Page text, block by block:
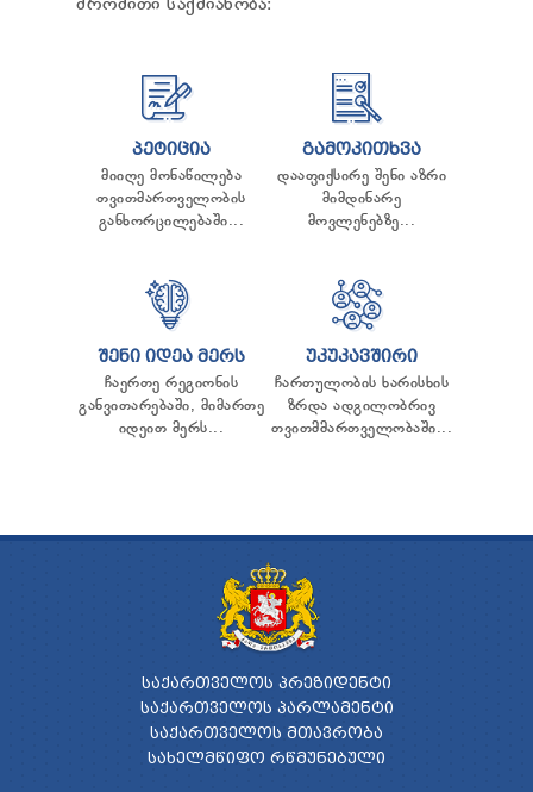
ᲢᲔᲜᲓᲔᲠᲔᲑᲘ
ᲡᲐᲯᲐᲠᲝ ᲘᲜᲤᲝᲠᲛᲐᲪᲘᲘᲡ ᲛᲝᲗᲮᲝᲕᲜᲐ
ᲞᲔᲠᲡᲝᲜᲐᲚᲣᲠ ᲛᲝᲜᲐᲪᲔᲛᲗᲐ ᲓᲐᲪᲕᲘᲡ
ᲒᲐᲡᲐᲩᲘᲕᲠᲔᲑᲘᲡ ᲬᲔᲡᲔᲑᲘ
შრომითი საქმიანობა:
ᲞᲔᲢᲘᲪᲘᲐ
მიიღე მონაწილება
თვითმართველობის
განხორცილებაში...
ᲒᲐᲛᲝᲙᲘᲗᲮᲕᲐ
დააფიქსირე შენი აზრი
მიმდინარე
მოვლენებზე...
ᲨᲔᲜᲘ ᲘᲓᲔᲐ ᲛᲔᲠᲡ
ჩაერთე რეგიონის
განვითარებაში, მიმართე
იდეით მერს...
ᲣᲙᲣᲙᲐᲕᲨᲘᲠᲘ
ჩართულობის ხარისხის
ზრდა ადგილობრივ
თვითმმართველობაში...
ᲡᲐᲥᲐᲠᲗᲕᲔᲚᲝᲡ ᲞᲠᲔᲖᲘᲓᲔᲜᲢᲘ
ᲡᲐᲥᲐᲠᲗᲕᲔᲚᲝᲡ ᲞᲐᲠᲚᲐᲛᲔᲜᲢᲘ
ᲡᲐᲥᲐᲠᲗᲕᲔᲚᲝᲡ ᲛᲗᲐᲕᲠᲝᲑᲐ
ᲡᲐᲮᲔᲚᲛᲬᲘᲤᲝ ᲠᲬᲛᲣᲜᲔᲑᲣᲚᲘ